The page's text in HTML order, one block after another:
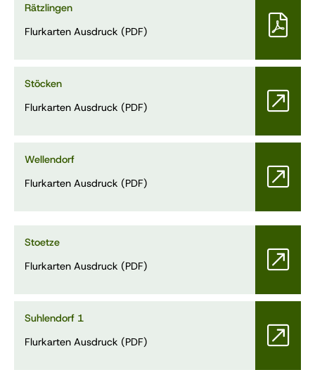
Rätzlingen
Flurkarten Ausdruck (PDF)
Stöcken
Flurkarten Ausdruck (PDF)
Wellendorf
Flurkarten Ausdruck (PDF)
Stoetze
Flurkarten Ausdruck (PDF)
Suhlendorf 1
Flurkarten Ausdruck (PDF)